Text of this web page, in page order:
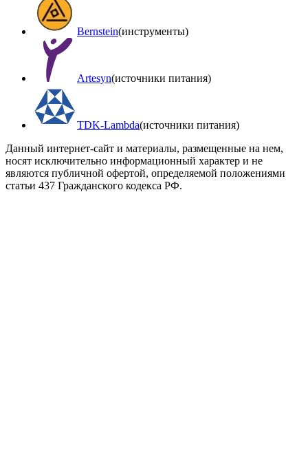
Bernstein(инструменты)
Artesyn(источники питания)
TDK-Lambda(источники питания)
Данный интернет-сайт и материалы, размещенные на нем,
носят исключительно информационный характер и не
являются публичной офертой, определяемой положениями
статьи 437 Гражданского кодекса РФ.